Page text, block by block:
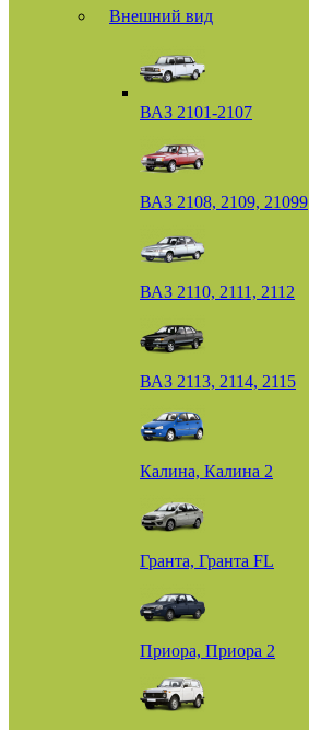
Внешний вид
ВАЗ 2101-2107
ВАЗ 2108, 2109, 21099
ВАЗ 2110, 2111, 2112
ВАЗ 2113, 2114, 2115
Калина, Калина 2
Гранта, Гранта FL
Приора, Приора 2